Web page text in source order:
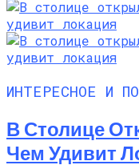
ИНТЕРЕСНОЕ И
В Столице
Чем Удивит